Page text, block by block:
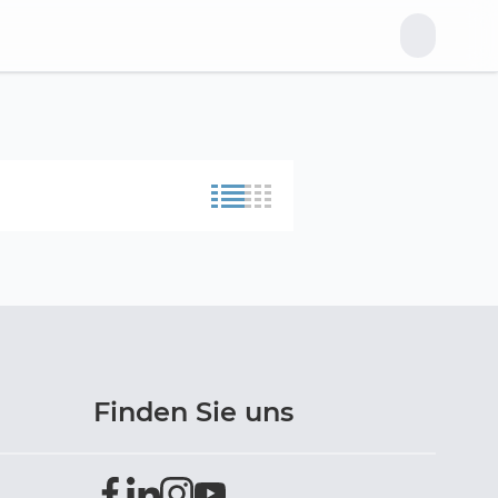
Finden Sie uns